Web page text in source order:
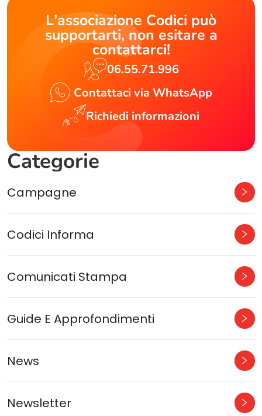
L’associazione Codici può
supportarti, non esitare a
contattarci!
06.55.71.996
Contattaci via WhatsApp
Richiedi informazioni
Categorie
Campagne
Codici Informa
Comunicati Stampa
Guide E Approfondimenti
News
Newsletter